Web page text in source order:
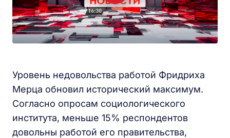
Уровень недовольства работой Фридриха
Мерца обновил исторический максимум.
Согласно опросам социологического
института, меньше 15% респондентов
довольны работой его правительства,